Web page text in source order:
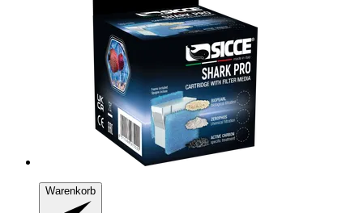
Warenkorb